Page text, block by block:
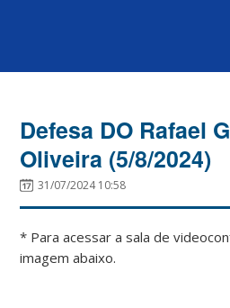
Defesa DO Rafael
Oliveira (5/8/2024)
31/07/2024 10:58
* Para acessar a sala de
imagem abaixo.